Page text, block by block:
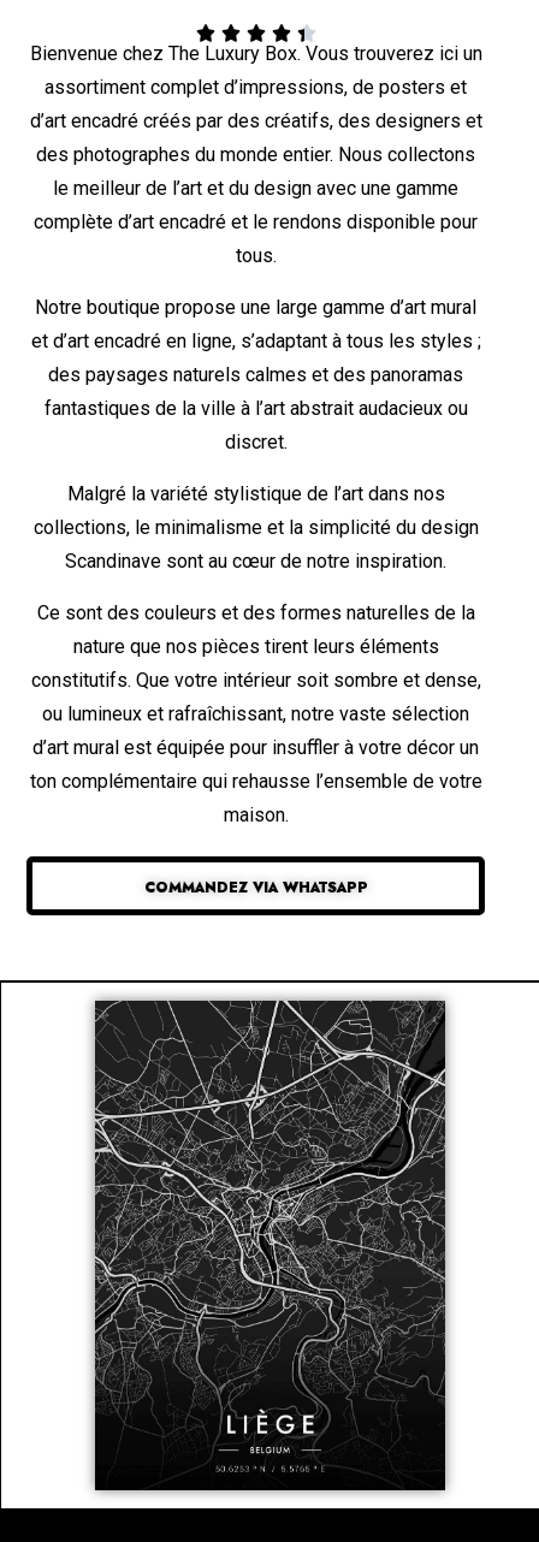
    
Bienvenue chez The Luxury Box. Vous trouverez ici un
assortiment complet d’impressions, de posters et
d’art encadré créés par des créatifs, des designers et
des photographes du monde entier. Nous collectons
le meilleur de l’art et du design avec une gamme
complète d’art encadré et le rendons disponible pour
tous.
Notre boutique propose une large gamme d’art mural
et d’art encadré en ligne, s’adaptant à tous les styles ;
des paysages naturels calmes et des panoramas
fantastiques de la ville à l’art abstrait audacieux ou
discret.
Malgré la variété stylistique de l’art dans nos
collections, le minimalisme et la simplicité du design
Scandinave sont au cœur de notre inspiration.
Ce sont des couleurs et des formes naturelles de la
nature que nos pièces tirent leurs éléments
constitutifs. Que votre intérieur soit sombre et dense,
ou lumineux et rafraîchissant, notre vaste sélection
d’art mural est équipée pour insuffler à votre décor un
ton complémentaire qui rehausse l’ensemble de votre
maison.
COMMANDEZ VIA WHATSAPP